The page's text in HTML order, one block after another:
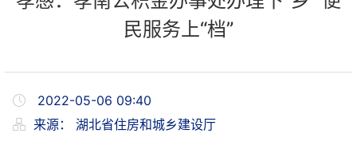
民服务上“档”
2022-05-06 09:40
来源： 湖北省住房和城乡建设厅